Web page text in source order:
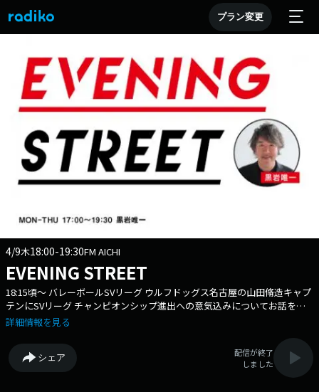
プラン変更
4/9木18:00-19:30FM AICHI
EVENING STREET
18:15頃～ バレーボールSVリーグ ウルフドッグス名古屋の山田脩造キャプ
テンにSVリーグ チャンピオンシップ進出への意気込みについてお話を伺
います。 19:00頃～ 得する資格＆副業 最新戦略について日経トレンデ
お届けします。 番組X→ @evening807 ハッシュタグ #イブスト
807 ◆大人のリスナーに良質な音楽と情報をお届けするプログラ
ム。 ◆ メッセージ・リクエストはこちら Xハッシュタグは「#イ
詳細情報を見る
シェア
配信が終了
しました